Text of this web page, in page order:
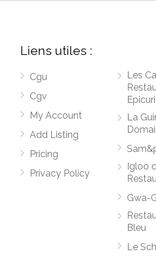
Liens utiles :
Cgu
Cgv
My Account
Add Listing
Pricing
Privacy Policy
Les
La
Igloo
Gwa-
Bleu
Le